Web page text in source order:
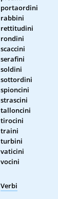
portaordini
rabbini
rettitudini
rondini
scaccini
serafini
soldini
sottordini
spioncini
strascini
talloncini
tirocini
traini
turbini
vaticini
vocini
Verbi